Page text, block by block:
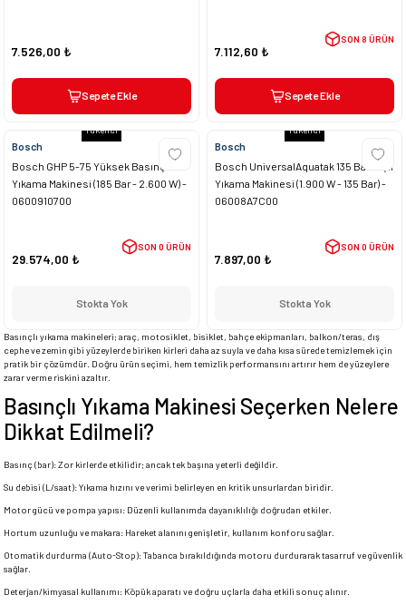
7.526,00 ₺
Sepete Ekle
7.112,60 ₺
SON 8 ÜRÜN
Sepete Ekle
Tükendi
Bosch
Bosch GHP 5-75 Yüksek Basınçlı
Yıkama Makinesi (185 Bar - 2.600 W) -
0600910700
29.574,00 ₺
SON 0 ÜRÜN
Stokta Yok
Tükendi
Bosch
Bosch UniversalAquatak 135 Basınçlı
Yıkama Makinesi (1.900 W - 135 Bar) -
06008A7C00
7.897,00 ₺
SON 0 ÜRÜN
Stokta Yok
Basınçlı yıkama makineleri; araç, motosiklet, bisiklet, bahçe ekipmanları, balkon/teras, dış
cephe ve zemin gibi yüzeylerde biriken kirleri daha az suyla ve daha kısa sürede temizlemek için
pratik bir çözümdür. Doğru ürün seçimi, hem temizlik performansını artırır hem de yüzeylere
zarar verme riskini azaltır.
Basınçlı Yıkama Makinesi Seçerken Nelere
Dikkat Edilmeli?
Basınç (bar): Zor kirlerde etkilidir; ancak tek başına yeterli değildir.
Su debisi (L/saat): Yıkama hızını ve verimi belirleyen en kritik unsurlardan biridir.
Motor gücü ve pompa yapısı: Düzenli kullanımda dayanıklılığı doğrudan etkiler.
Hortum uzunluğu ve makara: Hareket alanını genişletir, kullanım konforu sağlar.
Otomatik durdurma (Auto-Stop): Tabanca bırakıldığında motoru durdurarak tasarruf ve güvenlik
sağlar.
Deterjan/kimyasal kullanımı: Köpük aparatı ve doğru uçlarla daha etkili sonuç alınır.